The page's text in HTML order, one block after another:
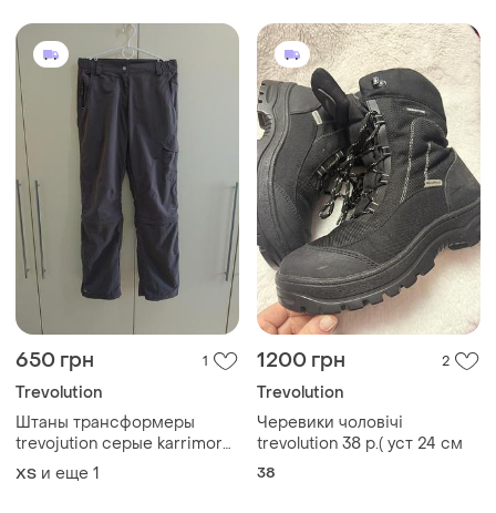
650 грн 1
Trevolution
Штаны трансформеры
trevojution серые karrimor
croghoppers levis
XS и еще 1
1200 грн 2
Trevolution
Черевики чоловічі
trevolution 38 р.( уст 24 см
38